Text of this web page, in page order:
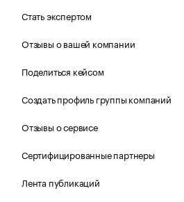
Стать экспертом
Отзывы о вашей компании
Поделиться кейсом
Создать профиль группы компаний
Отзывы о сервисе
Сертифицированные партнеры
Лента публикаций